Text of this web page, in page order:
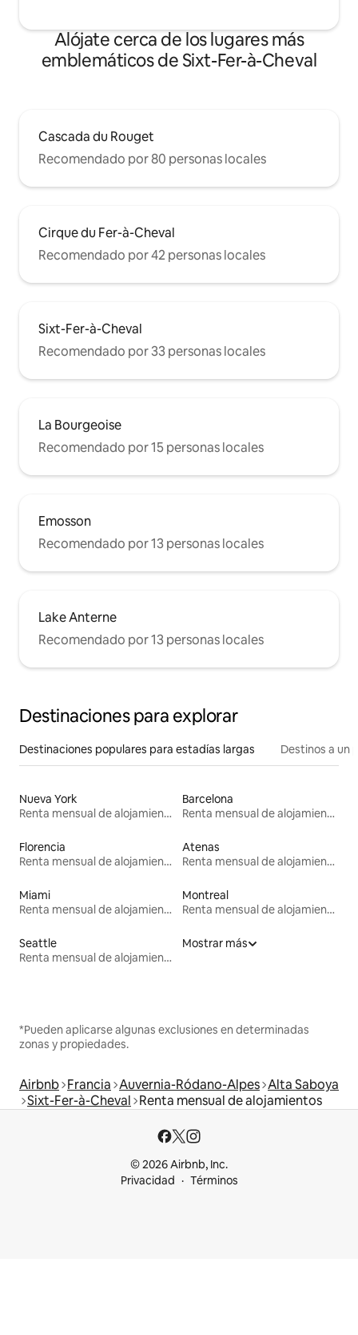
Alójate cerca de los lugares más
emblemáticos de Sixt-Fer-à-Cheval
Cascada du Rouget
Recomendado por 80 personas locales
Cirque du Fer-à-Cheval
Recomendado por 42 personas locales
Sixt-Fer-à-Cheval
Recomendado por 33 personas locales
La Bourgeoise
Recomendado por 15 personas locales
Emosson
Recomendado por 13 personas locales
Lake Anterne
Recomendado por 13 personas locales
Destinaciones para explorar
Destinaciones populares para estadías largas Destinos a un
Nueva York
Renta mensual de alojamientos
Barcelona
Renta mensual de alojamientos
Florencia
Renta mensual de alojamientos
Atenas
Renta mensual de alojamientos
Miami
Renta mensual de alojamientos
Montreal
Renta mensual de alojamientos
Seattle
Renta mensual de alojamientos
Mostrar más
*Pueden aplicarse algunas exclusiones en determinadas
zonas y propiedades.
Airbnb Francia Auvernia-Ródano-Alpes Alta Saboya
Sixt-Fer-à-Cheval Renta mensual de alojamientos
© 2026 Airbnb, Inc.
Privacidad
Términos